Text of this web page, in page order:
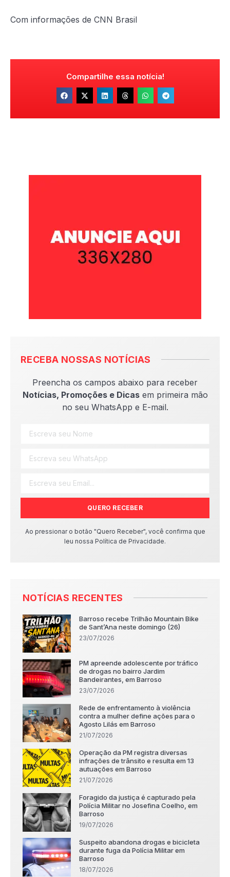
Com informações de CNN Brasil
Compartilhe essa notícia!
RECEBA NOSSAS NOTÍCIAS
Preencha os campos abaixo para receber
Notícias, Promoções e Dicasem primeira mão
no seu WhatsApp e E-mail.
QUERO RECEBER
Ao pressionar o botão "Quero Receber", você confirma que
leu nossa Política de Privacidade.
NOTÍCIAS RECENTES
Barroso recebe Trilhão Mountain Bike
de Sant’Ana neste domingo (26)
23/07/2026
PM apreende adolescente por tráfico
de drogas no bairro Jardim
Bandeirantes, em Barroso
23/07/2026
Rede de enfrentamento à violência
contra a mulher define ações para o
Agosto Lilás em Barroso
21/07/2026
Operação da PM registra diversas
infrações de trânsito e resulta em 13
autuações em Barroso
21/07/2026
Foragido da justiça é capturado pela
Polícia Militar no Josefina Coelho, em
Barroso
19/07/2026
Suspeito abandona drogas e bicicleta
durante fuga da Polícia Militar em
Barroso
18/07/2026